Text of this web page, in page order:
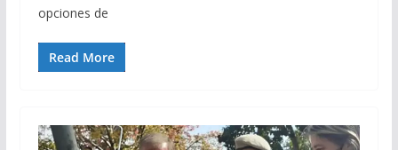
opciones de
Read More